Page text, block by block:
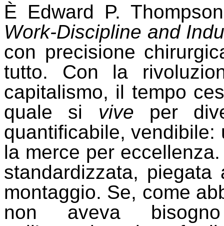
È Edward P.
Work-Discipline and
con precisione
tutto. Con la
capitalismo, il tempo
quale si vive per
quantificabile,
la merce per eccellenza.
standardizzata,
montaggio. Se, come
non aveva